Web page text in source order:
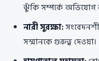
ঝুঁকি সম্পর্কে অভিযোগ
নারী সুরক্ষা:
সম্মানকে গুরুত্ব দেওয়া।